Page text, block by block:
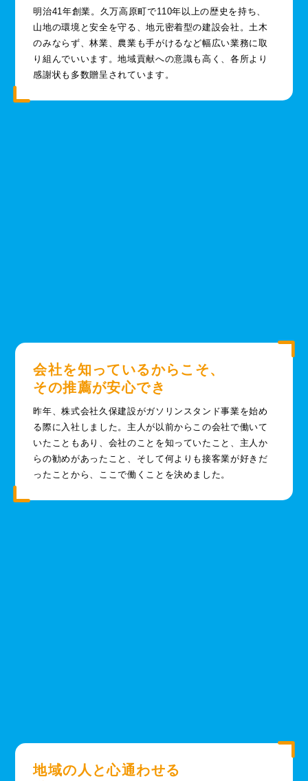
明治41年創業。久万高原町で110年以上の歴史を持ち、
山地の環境と安全を守る、地元密着型の建設会社。土木
のみならず、林業、農業も手がけるなど幅広い業務に取
り組んでいいます。地域貢献への意識も高く、各所より
感謝状も多数贈呈されています。
会社を知っているからこそ、
その推薦が安心でき
昨年、株式会社久保建設がガソリンスタンド事業を始め
る際に入社しました。主人が以前からこの会社で働いて
いたこともあり、会社のことを知っていたこと、主人か
らの勧めがあったこと、そして何よりも接客業が好きだ
ったことから、ここで働くことを決めました。
地域の人と心通わせる